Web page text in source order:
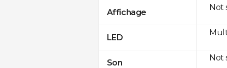
Affichage
LED
Son
Not
Not